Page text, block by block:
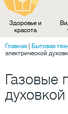
Здоровье и
красота
Главная Бытовая
электрической
Газовые